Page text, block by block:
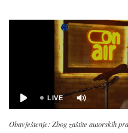
Obavještenje: Zbog zaštite autorskih